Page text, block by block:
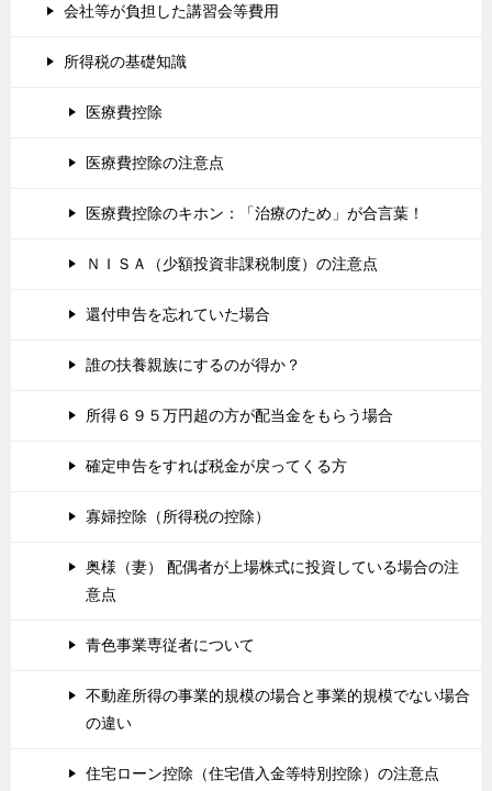
会社等が負担した講習会等費用
所得税の基礎知識
医療費控除
医療費控除の注意点
医療費控除のキホン：「治療のため」が合言葉！
ＮＩＳＡ（少額投資非課税制度）の注意点
還付申告を忘れていた場合
誰の扶養親族にするのが得か？
所得６９５万円超の方が配当金をもらう場合
確定申告をすれば税金が戻ってくる方
寡婦控除（所得税の控除）
奥様（妻） 配偶者が上場株式に投資している場合の注
意点
青色事業専従者について
不動産所得の事業的規模の場合と事業的規模でない場合
の違い
住宅ローン控除（住宅借入金等特別控除）の注意点